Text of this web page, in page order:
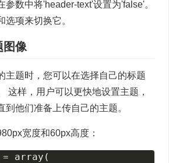
参数中将'header-text'设置为'false'。
选项来切换它。
图像
主题时，您可以在选择自己的标题
这样，用户可以更快地设置主题，
到他们准备上传自己的主题。
宽度和60px高度：
= array(